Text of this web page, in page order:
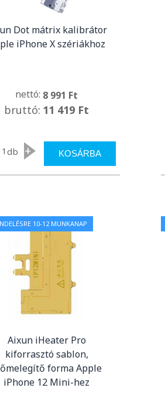
Dot mátrix kalibrátor
iPhone X szériákhoz
nettó: 8 991 Ft
bruttó: 11 419 Ft
db + KOSÁRBA
10-12 MUNKANAP
Aixun iHeater Pro
kiforrasztó sablon,
forma Apple
iPhone 12 Mini-hez